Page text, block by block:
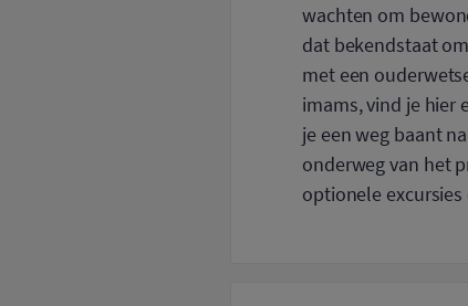
wachten om
dat bekendstaat
met een
imams, vind je hier
je een weg baant
onderweg van het
optionele